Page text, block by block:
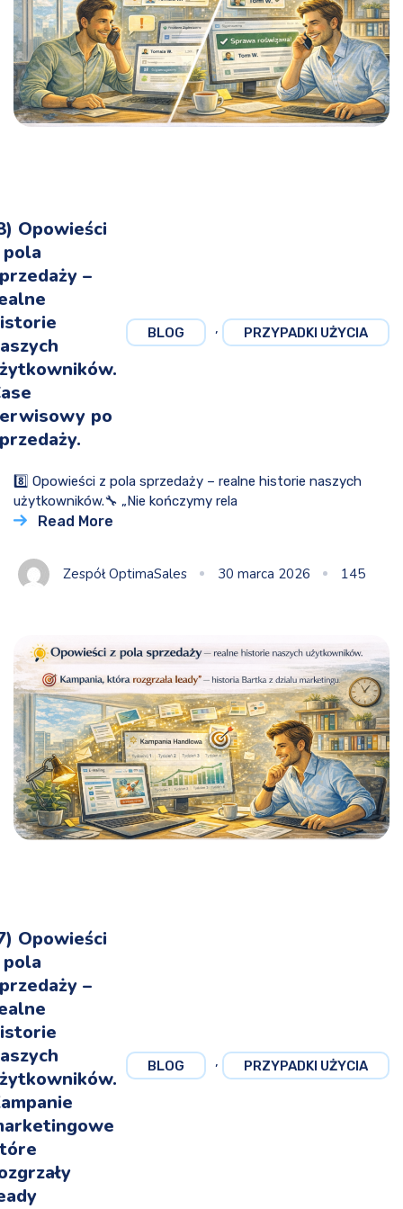
BLOG , PRZYPADKI UŻYCIA
Opowieści
–
po
8️⃣ Opowieści z pola sprzedaży – realne historie naszych
użytkowników.🔧 „Nie kończymy rela
Read More
Zespół OptimaSales 30 marca 2026 145
BLOG , PRZYPADKI UŻYCIA
Opowieści
–